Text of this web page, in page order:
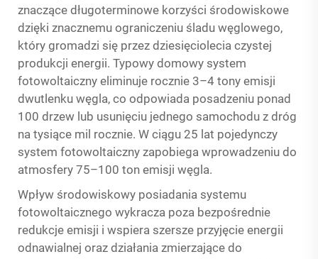
znaczące długoterminowe korzyści środowiskowe
dzięki znacznemu ograniczeniu śladu węglowego,
który gromadzi się przez dziesięciolecia czystej
produkcji energii. Typowy domowy system
fotowoltaiczny eliminuje rocznie 3–4 tony emisji
dwutlenku węgla, co odpowiada posadzeniu ponad
100 drzew lub usunięciu jednego samochodu z dróg
na tysiące mil rocznie. W ciągu 25 lat pojedynczy
system fotowoltaiczny zapobiega wprowadzeniu do
atmosfery 75–100 ton emisji węgla.
Wpływ środowiskowy posiadania systemu
fotowoltaicznego wykracza poza bezpośrednie
redukcje emisji i wspiera szersze przyjęcie energii
odnawialnej oraz działania zmierzające do